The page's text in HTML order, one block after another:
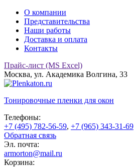
О компании
Представительства
Наши работы
Доставка и оплата
Контакты
Прайс-лист (MS Excel)
Москва, ул. Академика Волгина, 33
Тонировочные пленки для окон
Телефоны:
+7 (495) 782-56-59, +7 (965) 343-31-69
Обратная связь
Эл. почта:
armorton@mail.ru
Корзина: